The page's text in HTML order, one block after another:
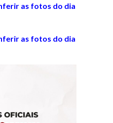
as fotos do dia
as fotos do dia